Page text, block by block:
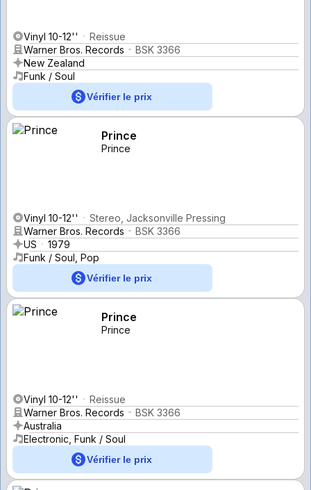
Vinyl 10-12''
Reissue
Warner Bros. Records
BSK 3366
New Zealand
Funk / Soul
Vérifier le prix
Prince
Prince
Vinyl 10-12''
Stereo, Jacksonville Pressing
Warner Bros. Records
BSK 3366
US
1979
Funk / Soul, Pop
Vérifier le prix
Prince
Prince
Vinyl 10-12''
Reissue
Warner Bros. Records
BSK 3366
Australia
Electronic, Funk / Soul
Vérifier le prix